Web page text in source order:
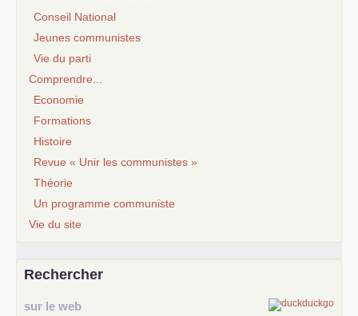
Conseil National
Jeunes communistes
Vie du parti
Comprendre...
Economie
Formations
Histoire
Revue « Unir les communistes »
Théorie
Un programme communiste
Vie du site
Rechercher
sur le web